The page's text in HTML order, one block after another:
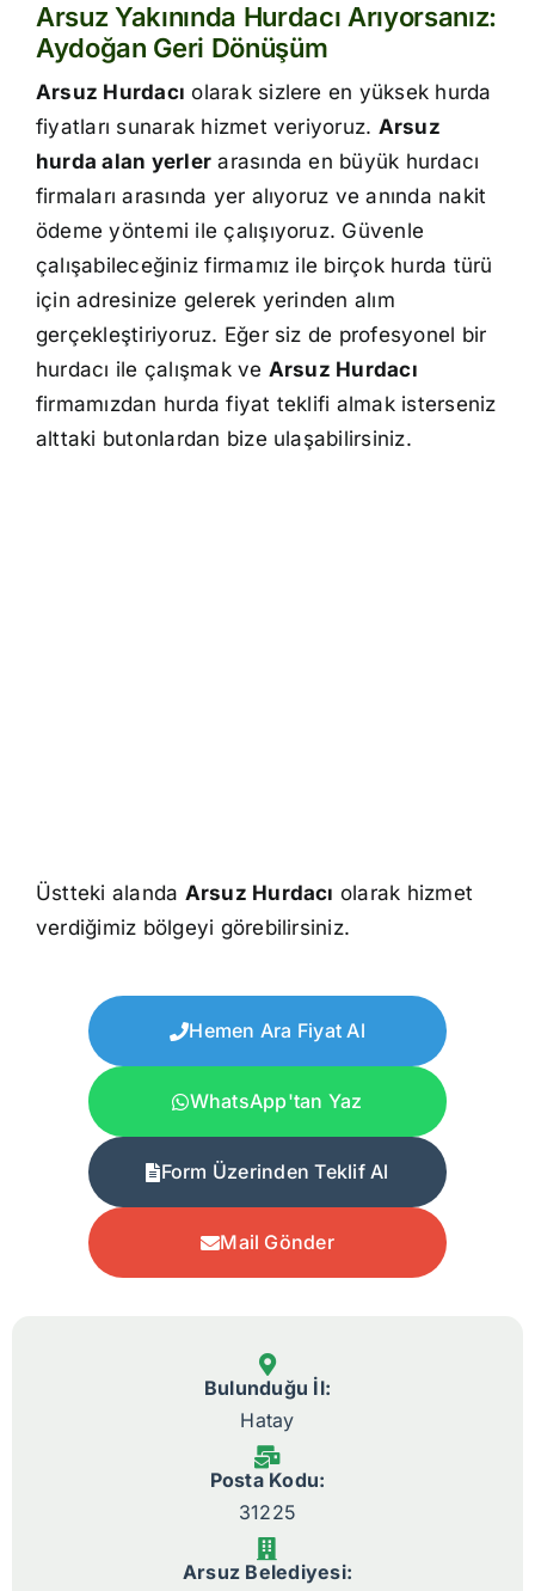
Arsuz Yakınında Hurdacı Arıyorsanız:
Aydoğan Geri Dönüşüm
Arsuz Hurdacı olarak sizlere en yüksek hurda
fiyatları sunarak hizmet veriyoruz. Arsuz
hurda alan yerler arasında en büyük hurdacı
firmaları arasında yer alıyoruz ve anında nakit
ödeme yöntemi ile çalışıyoruz. Güvenle
çalışabileceğiniz firmamız ile birçok hurda türü
için adresinize gelerek yerinden alım
gerçekleştiriyoruz. Eğer siz de profesyonel bir
hurdacı ile çalışmak ve Arsuz Hurdacı
firmamızdan hurda fiyat teklifi almak isterseniz
alttaki butonlardan bize ulaşabilirsiniz.
Üstteki alanda Arsuz Hurdacı olarak hizmet
verdiğimiz bölgeyi görebilirsiniz.
Hemen Ara Fiyat Al
WhatsApp'tan Yaz
Form Üzerinden Teklif Al
Mail Gönder
Bulunduğu İl:
Hatay
Posta Kodu:
31225
Arsuz Belediyesi: